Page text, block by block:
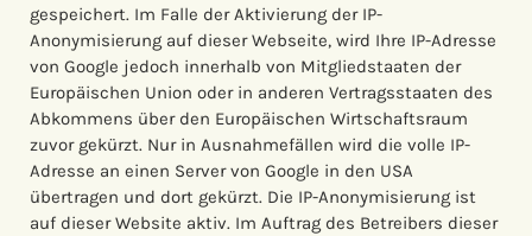
gespeichert. Im Falle der Aktivierung der IP-
Anonymisierung auf dieser Webseite, wird Ihre IP-Adresse
von Google jedoch innerhalb von Mitgliedstaaten der
Europäischen Union oder in anderen Vertragsstaaten des
Abkommens über den Europäischen Wirtschaftsraum
zuvor gekürzt. Nur in Ausnahmefällen wird die volle IP-
Adresse an einen Server von Google in den USA
übertragen und dort gekürzt. Die IP-Anonymisierung ist
auf dieser Website aktiv. Im Auftrag des Betreibers dieser